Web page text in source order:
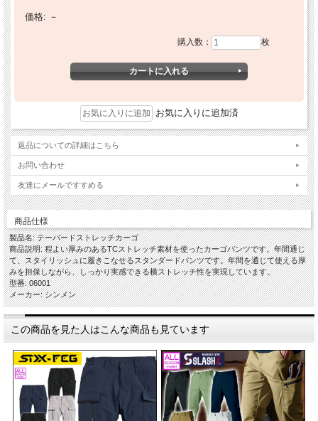
価格: －
購入数： 枚
お気に入りに追加済
返品についての詳細はこちら
お問い合わせ
友達にメールですすめる
商品仕様
製品名: テーパードストレッチカーゴ
商品説明: 程よい厚みのあるTCストレッチ素材を使ったカーゴパンツです。年間通じ
て、スタイリッシュに履きこなせるスタンダードパンツです。年間を通じて使える厚
みを担保しながら、しっかり実感できる横ストレッチ性を実現しています。
型番: 06001
メーカー: シンメン
この商品を見た人はこんな商品も見ています